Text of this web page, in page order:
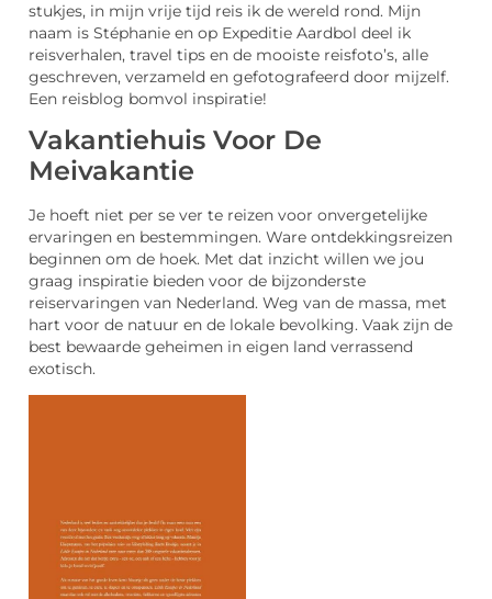
stukjes, in mijn vrije tijd reis ik de wereld rond. Mijn
naam is Stéphanie en op Expeditie Aardbol deel ik
reisverhalen, travel tips en de mooiste reisfoto’s, alle
geschreven, verzameld en gefotografeerd door mijzelf.
Een reisblog bomvol inspiratie!
Vakantiehuis Voor De
Meivakantie
Je hoeft niet per se ver te reizen voor onvergetelijke
ervaringen en bestemmingen. Ware ontdekkingsreizen
beginnen om de hoek. Met dat inzicht willen we jou
graag inspiratie bieden voor de bijzonderste
reiservaringen van Nederland. Weg van de massa, met
hart voor de natuur en de lokale bevolking. Vaak zijn de
best bewaarde geheimen in eigen land verrassend
exotisch.